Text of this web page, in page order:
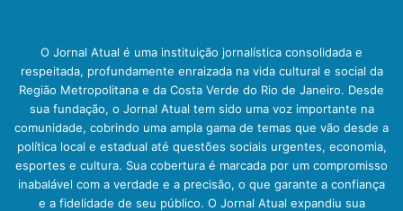
O Jornal Atual é uma instituição jornalística consolidada e
respeitada, profundamente enraizada na vida cultural e social da
Região Metropolitana e da Costa Verde do Rio de Janeiro. Desde
sua fundação, o Jornal Atual tem sido uma voz importante na
comunidade, cobrindo uma ampla gama de temas que vão desde a
política local e estadual até questões sociais urgentes, economia,
esportes e cultura. Sua cobertura é marcada por um compromisso
inabalável com a verdade e a precisão, o que garante a confiança
e a fidelidade de seu público. O Jornal Atual expandiu sua